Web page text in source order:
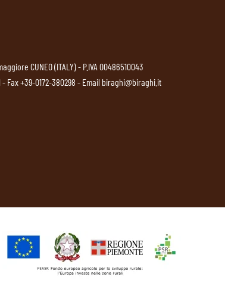
CUNEO (ITALY) - P.IVA 00486510043
- Fax +39-0172-380298 - Email biraghi@biraghi.it